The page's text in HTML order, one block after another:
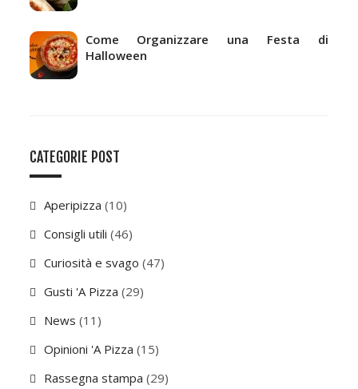
Come Organizzare una Festa di
Halloween
CATEGORIE POST
Aperipizza (10)
Consigli utili (46)
Curiosità e svago (47)
Gusti 'A Pizza (29)
News (11)
Opinioni 'A Pizza (15)
Rassegna stampa (29)